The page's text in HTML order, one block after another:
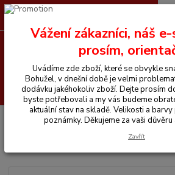
+420 605 255 500
Vše pro koně Podbříšníky Podbřišník
Podbřišník KenTaur
Vážení zákazníci, náš
prosím,
Uvádíme zde zboží, které se obvykle
Bohužel, v dnešní době je velmi
dodávku jakéhokoliv zboží. Dejte prosím
byste potřebovali a my vás budeme
aktuální stav na skladě. Velikosti a
poznámky. Děkujeme za vaši důvěru
Zavřít